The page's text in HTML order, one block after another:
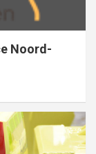
Noord-